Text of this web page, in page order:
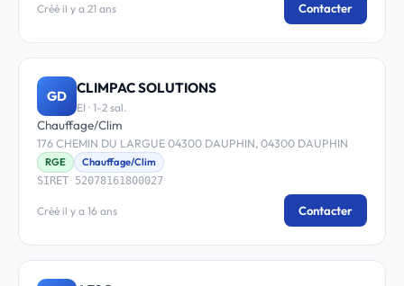
Créé il y a 21 ans Contacter
GD CLIMPAC SOLUTIONS
EI · 1-2 sal.
Chauffage/Clim
176 CHEMIN DU LARGUE 04300 DAUPHIN, 04300 DAUPHIN
RGE
Chauffage/Clim
SIRET 52078161800027
Créé il y a 16 ans Contacter